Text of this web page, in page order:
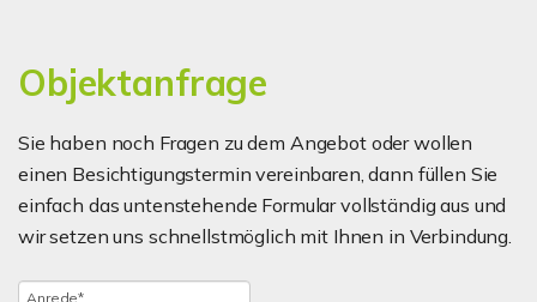
Objektanfrage
Sie haben noch Fragen zu dem Angebot oder wollen
einen Besichtigungstermin vereinbaren, dann füllen Sie
einfach das untenstehende Formular vollständig aus und
wir setzen uns schnellstmöglich mit Ihnen in Verbindung.